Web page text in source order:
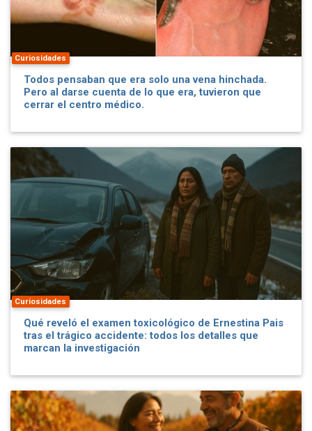
Curiosidades
Todos pensaban que era solo una vena hinchada.
Pero al darse cuenta de lo que era, tuvieron que
cerrar el centro médico.
Curiosidades
Qué reveló el examen toxicológico de Ernestina Pais
tras el trágico accidente: todos los detalles que
marcan la investigación